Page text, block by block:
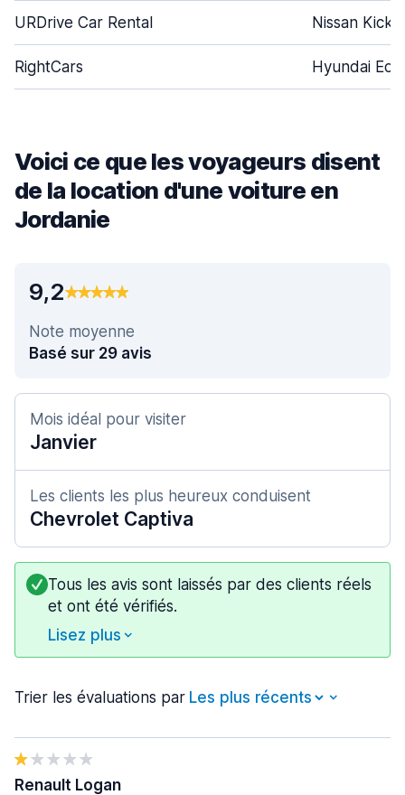
URDrive Car Rental Nissan Kicks
RightCars Hyundai Eon
Voici ce que les voyageurs disent
de la location d'une voiture en
Jordanie
9,2
Note moyenne
Basé sur 29 avis
Mois idéal pour visiter
Janvier
Les clients les plus heureux conduisent
Chevrolet Captiva
Tous les avis sont laissés par des clients réels
et ont été vérifiés.
Lisez plus
Trier les évaluations par
Renault Logan